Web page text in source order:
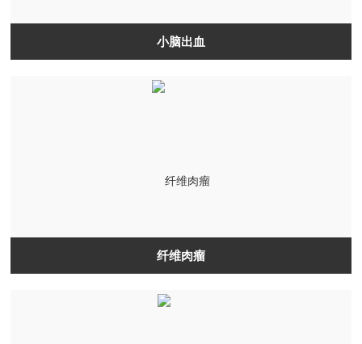
小脑出血
纤维肉瘤